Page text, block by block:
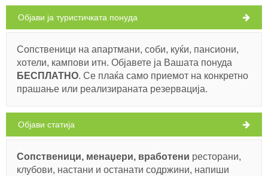
Oбјави ја туристичката понуда
Сопственици на апартмани, соби, куќи, пансиони,
хотели, кампови итн. Објавете ја Вашата понуда
БЕСПЛАТНO. Се плаќа само приемот на конкретно
прашање или реализираната резервација.
Oбјави статија
Сопственици, менаџери, вработени ресторани,
клубови, настани и останати содржини, напиши